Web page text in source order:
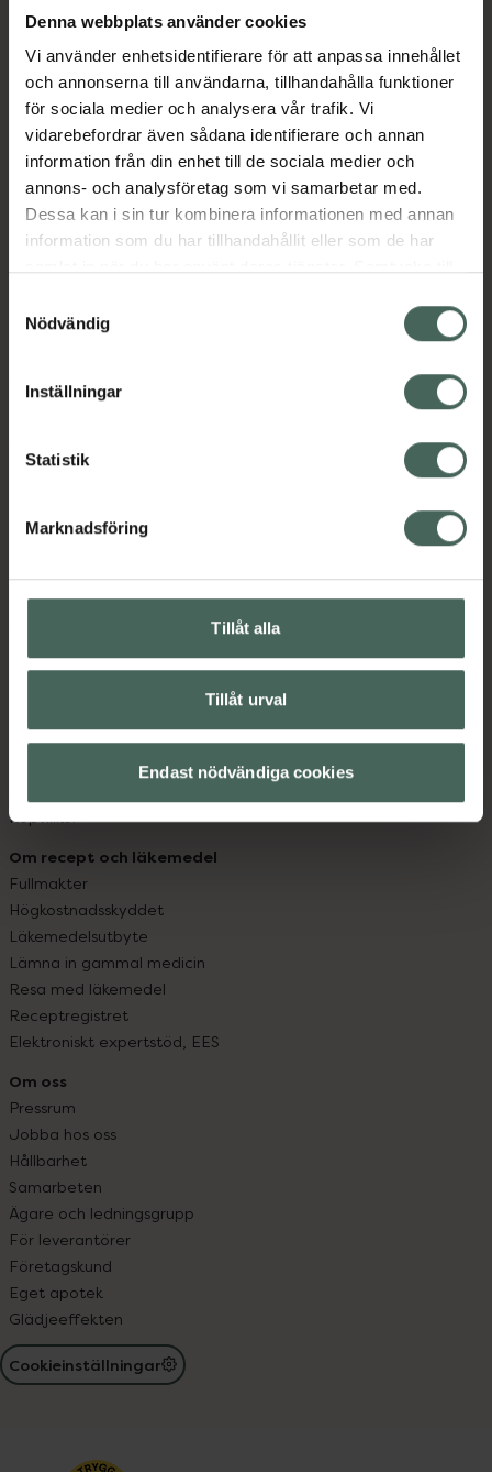
Denna webbplats använder cookies
Vi använder enhetsidentifierare för att anpassa innehållet
och annonserna till användarna, tillhandahålla funktioner
för sociala medier och analysera vår trafik. Vi
vidarebefordrar även sådana identifierare och annan
information från din enhet till de sociala medier och
annons- och analysföretag som vi samarbetar med.
Dessa kan i sin tur kombinera informationen med annan
information som du har tillhandahållit eller som de har
återkalla ditt samtycke via webbplatsens
cookieinställningar. Ett återkallat samtycke påverkar inte
lagligheten av behandling som skett innan återkallelsen.
Nödvändig
Inställningar
Statistik
Marknadsföring
Tillåt alla
Tillåt urval
Endast nödvändiga cookies
Aktuella erbjudanden
Beskrivning
Läs alltid bipacksedeln innan
användning.
Kronans Apotek finns här för dig. Du hittar oss från Skåne i
syd till Lappland i norr, och online i mobilen och på
datorn. Oavsett vem du är så är det vårt uppdrag att
med oss.
Kundservice
Kontakta oss
Hitta apotek
Leverans, betalning och retur
Sajtens tillgänglighet
Köpvillkor
Om recept och läkemedel
Fullmakter
Högkostnadsskyddet
Läkemedelsutbyte
Lämna in gammal medicin
Resa med läkemedel
Receptregistret
Elektroniskt expertstöd, EES
Om oss
Pressrum
Jobba hos oss
Hållbarhet
Samarbeten
Ägare och ledningsgrupp
För leverantörer
Företagskund
Eget apotek
Glädjeeffekten
Cookieinställningar